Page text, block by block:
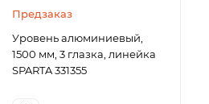
Предзаказ
Уровень алюминиевый,
1500 мм, 3 глазка, линейка
SPARTA 331355